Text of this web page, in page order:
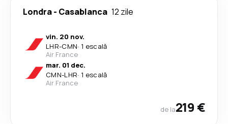
Londra- Casablanca 12 zile
vin. 20 nov.
LHR-CMN· 1 escală
Air France
mar. 01 dec.
CMN-LHR· 1 escală
Air France
de la219 €